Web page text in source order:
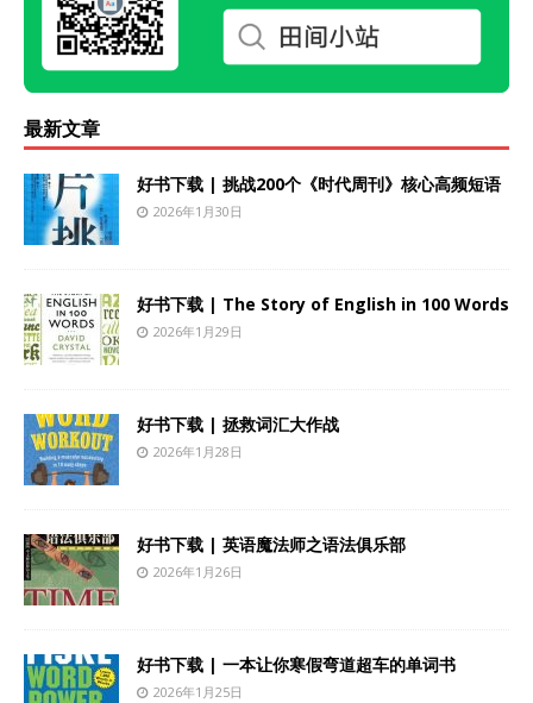
最新文章
好书下载 | 挑战200个《时代周刊》核心高频短语
2026年1月30日
好书下载 | The Story of English in 100 Words
2026年1月29日
好书下载 | 拯救词汇大作战
2026年1月28日
好书下载 | 英语魔法师之语法俱乐部
2026年1月26日
好书下载 | 一本让你寒假弯道超车的单词书
2026年1月25日